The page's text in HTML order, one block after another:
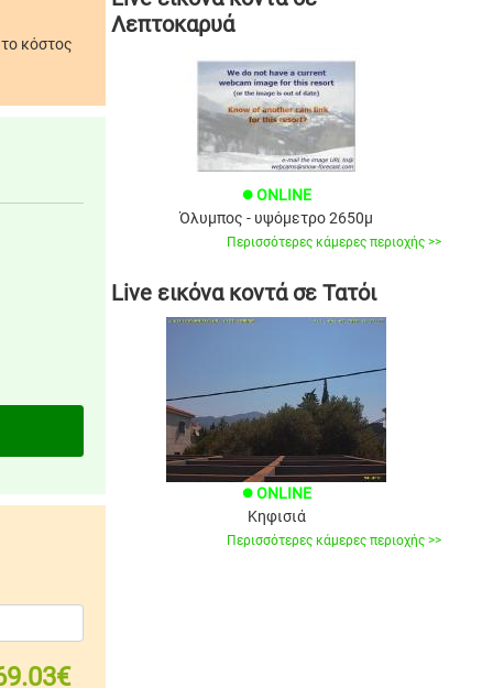
κόστος
Λεπτοκαρυά
brightness_1 ONLINE
Όλυμπος - υψόμετρο 2650μ
Περισσότερες κάμερες περιοχής >>
Live εικόνα κοντά σε Τατόι
brightness_1 ONLINE
Κηφισιά
Περισσότερες κάμερες περιοχής >>